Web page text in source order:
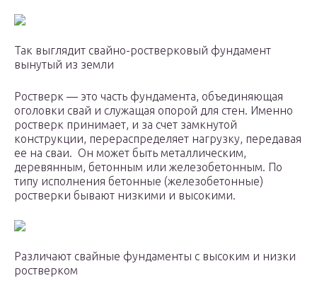
Так выглядит свайно-ростверковый фундамент
вынутый из земли
Ростверк — это часть фундамента, объединяющая
оголовки свай и служащая опорой для стен. Именно
ростверк принимает, и за счет замкнутой
конструкции, перераспределяет нагрузку, передавая
ее на сваи. Он может быть металлическим,
деревянным, бетонным или железобетонным. По
типу исполнения бетонные (железобетонные)
ростверки бывают низкими и высокими.
Различают свайные фундаменты с высоким и низки
ростверком